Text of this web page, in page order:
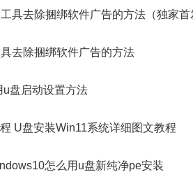
具去除捆绑软件广告的方法（独家首
去除捆绑软件广告的方法
u盘启动设置方法
U盘安装Win11系统详细图文教程
怎么用u盘新纯净pe安装